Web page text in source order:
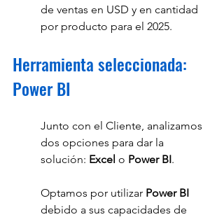
de ventas en USD y en cantidad
por producto para el 2025.
Herramienta seleccionada:
Power BI
Junto con el Cliente, analizamos
dos opciones para dar la
solución: Excel o Power BI.
Optamos por utilizar Power BI
debido a sus capacidades de